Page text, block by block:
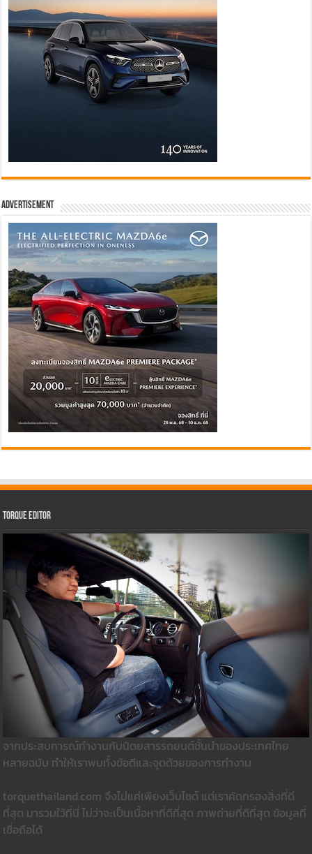
Advertisement
Torque Editor
จากประสบการณ์ทำงานกับนิตยสารรถยนต์ชั้นนำของประเทศไทย
หลายฉบับ ทำให้เราพบทั้งข้อดีและจุดด้วยของการทำงาน
torquethailand.com จึงไม่แค่เพียงเว็บไซต์ แต่เราคัดกรองสิ่งที่ดี
ที่สุด มารวมใว้ที่นี่ ไม่ว่าจะเป็นเนื้อหาที่ดีที่สุด ภาพถ่ายที่ดีที่สุด ข้อมูลที่
เชื่อถือได้